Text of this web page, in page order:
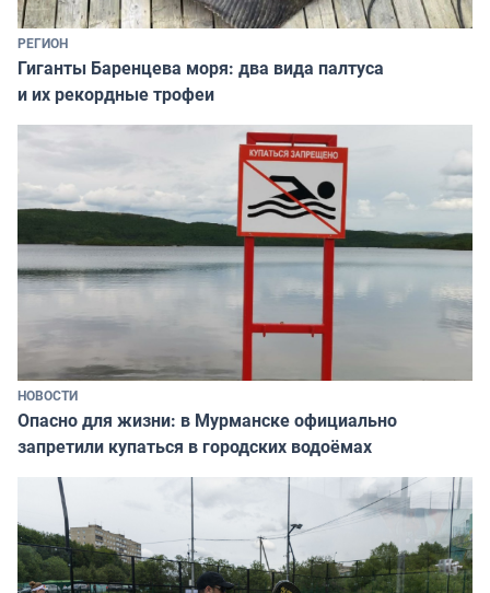
РЕГИОН
Гиганты Баренцева моря: два вида палтуса
и их рекордные трофеи
НОВОСТИ
Опасно для жизни: в Мурманске официально
запретили купаться в городских водоёмах